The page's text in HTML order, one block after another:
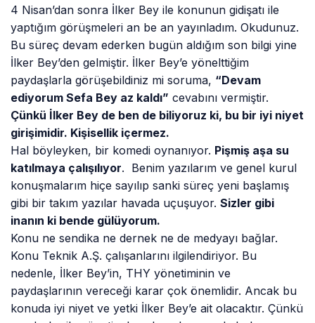
4 Nisan’dan sonra İlker Bey ile konunun gidişatı ile
yaptığım görüşmeleri an be an yayınladım. Okudunuz.
Bu süreç devam ederken bugün aldığım son bilgi yine
İlker Bey’den gelmiştir. İlker Bey’e yönelttiğim
paydaşlarla görüşebildiniz mi soruma, “Devam
ediyorum Sefa Bey az kaldı” cevabını vermiştir.
Çünkü İlker Bey de ben de biliyoruz ki, bu bir iyi niyet
girişimidir. Kişisellik içermez.
Hal böyleyken, bir komedi oynanıyor. Pişmiş aşa su
katılmaya çalışılıyor. Benim yazılarım ve genel kurul
konuşmalarım hiçe sayılıp sanki süreç yeni başlamış
gibi bir takım yazılar havada uçuşuyor.Sizler gibi
inanın ki bende gülüyorum.
Konu ne sendika ne dernek ne de medyayı bağlar.
Konu Teknik A.Ş. çalışanlarını ilgilendiriyor. Bu
nedenle, İlker Bey’in, THY yönetiminin ve
paydaşlarının vereceği karar çok önemlidir. Ancak bu
konuda iyi niyet ve yetki İlker Bey’e ait olacaktır. Çünkü